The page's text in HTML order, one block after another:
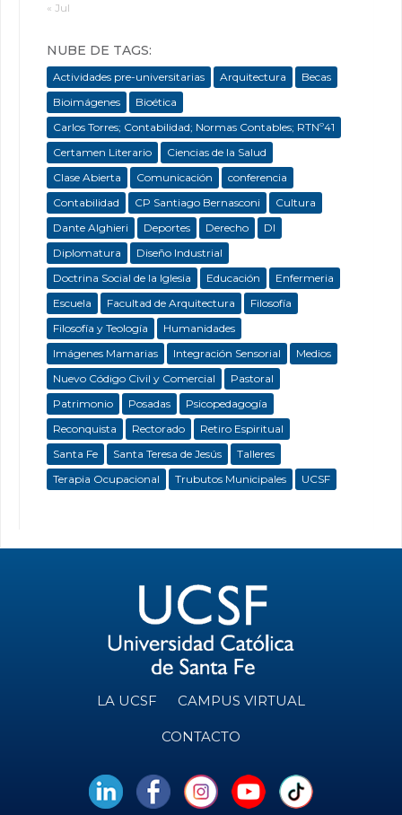
« Jul
NUBE DE TAGS:
Actividades pre-universitarias Arquitectura
Becas
Bioimágenes
Bioética
Carlos Torres; Contabilidad; Normas Contables; RTNº41
Certamen Literario
Ciencias de la Salud
Clase Abierta
Comunicación
conferencia
Contabilidad
CP Santiago Bernasconi
Cultura
Dante Alghieri
Deportes Derecho
DI
Diplomatura
Diseño Industrial
Doctrina Social de la Iglesia
Educación
Enfermeria
Escuela
Facultad de Arquitectura
Filosofía
Filosofía y Teología
Humanidades
Imágenes Mamarias
Integración Sensorial
Medios
Nuevo Código Civil y Comercial
Pastoral
Patrimonio
Posadas
Psicopedagogía
Reconquista
Rectorado
Retiro Espiritual
Santa Fe
Santa Teresa de Jesús
Talleres
Terapia Ocupacional
Trubutos Municipales UCSF
LA UCSF CAMPUS VIRTUAL
CONTACTO